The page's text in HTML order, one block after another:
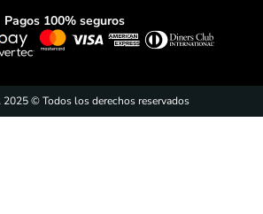
Pagos 100% seguros
© Todos los derechos reservados